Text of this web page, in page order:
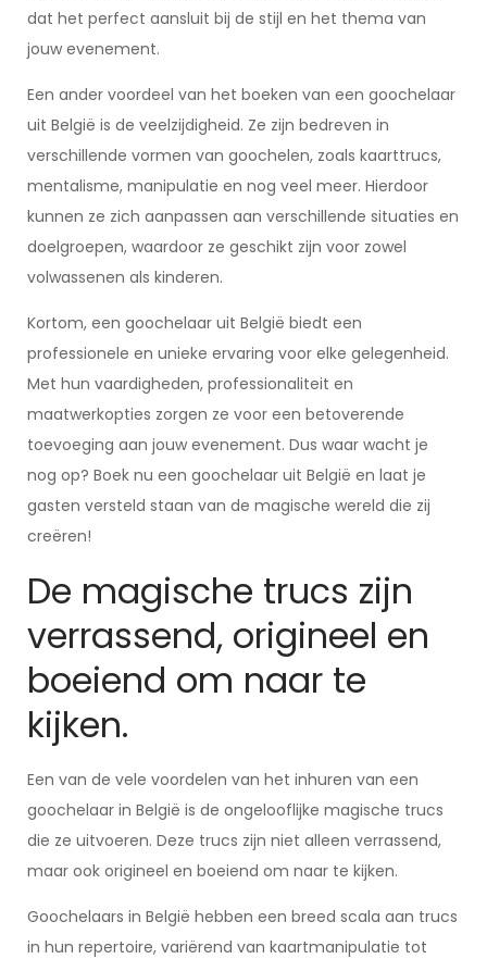
dat het perfect aansluit bij de stijl en het thema van
jouw evenement.
Een ander voordeel van het boeken van een goochelaar
uit België is de veelzijdigheid. Ze zijn bedreven in
verschillende vormen van goochelen, zoals kaarttrucs,
mentalisme, manipulatie en nog veel meer. Hierdoor
kunnen ze zich aanpassen aan verschillende situaties en
doelgroepen, waardoor ze geschikt zijn voor zowel
volwassenen als kinderen.
Kortom, een goochelaar uit België biedt een
professionele en unieke ervaring voor elke gelegenheid.
Met hun vaardigheden, professionaliteit en
maatwerkopties zorgen ze voor een betoverende
toevoeging aan jouw evenement. Dus waar wacht je
nog op? Boek nu een goochelaar uit België en laat je
gasten versteld staan van de magische wereld die zij
creëren!
De magische trucs zijn
verrassend, origineel en
boeiend om naar te
kijken.
Een van de vele voordelen van het inhuren van een
goochelaar in België is de ongelooflijke magische trucs
die ze uitvoeren. Deze trucs zijn niet alleen verrassend,
maar ook origineel en boeiend om naar te kijken.
Goochelaars in België hebben een breed scala aan trucs
in hun repertoire, variërend van kaartmanipulatie tot